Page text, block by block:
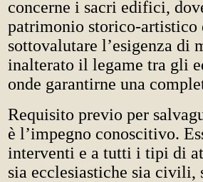
concerne i sacri edifici,
patrimonio storico-artistico
sottovalutare l’esigenza di
inalterato il legame tra gli
onde garantirne una
Requisito previo per
è l’impegno conoscitivo.
interventi e a tutti i tipi di
sia ecclesiastiche sia civili,